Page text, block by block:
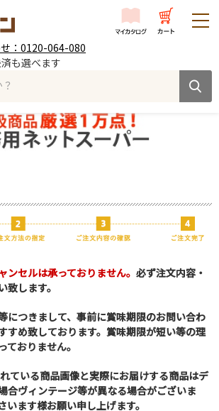
：0120-064-080
も選べます
ンセルは承っておりません。 必ず注文内容・
致します。
につきまして、事前に賞味期限のお問い合わ
すめ致しております。賞味期限が短い等の理
ておりません。
ている商品画像と実際にお届けする商品はデ
合ヴィンテージ等が異なる場合がございま
います様お願い申し上げます。